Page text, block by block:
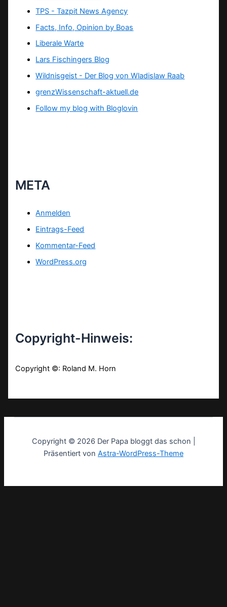
TPS -Tazpit News Agency
Facts, Info, Opinion by Boas
Liberale Warte
Lars Fischingers Blog
Wildnisgeist - Der Blog von Wladislaw Raab
grenzWissenschaft-aktuell.de
Follow my blog with Bloglovin
META
Anmelden
Eintrags-Feed
Kommentar-Feed
WordPress.org
Copyright-Hinweis:
Copyright ©: Roland M. Horn
Copyright © 2026 Der Papa bloggt das schon |
Präsentiert von Astra-WordPress-Theme